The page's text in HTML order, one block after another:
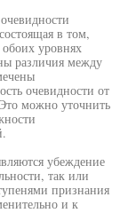
в том,
уровнях
различия между
очевидности от
можно уточнить
убеждение
так или
признания
и к